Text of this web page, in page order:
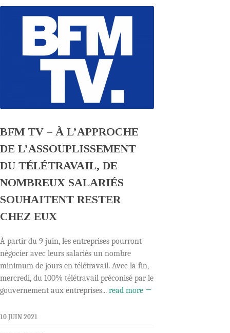
BFM TV – À L’APPROCHE
DE L’ASSOUPLISSEMENT
DU TÉLÉTRAVAIL, DE
NOMBREUX SALARIÉS
SOUHAITENT RESTER
CHEZ EUX
À partir du 9 juin, les entreprises pourront
négocier avec leurs salariés un nombre
minimum de jours en télétravail. Avec la fin,
mercredi, du 100% télétravail préconisé par le
gouvernement aux entreprises... read more →
10 JUIN 2021